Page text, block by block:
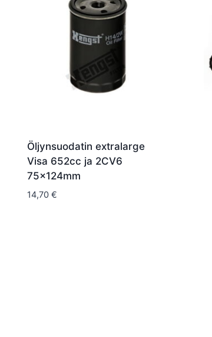
Öljynsuodatin extralarge
Visa 652cc ja 2CV6
75x124mm
14,70 €